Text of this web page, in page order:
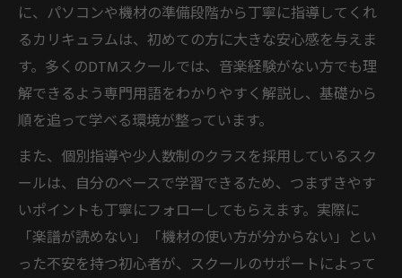
に、パソコンや機材の準備段階から丁寧に指導してくれ
るカリキュラムは、初めての方に大きな安心感を与えま
す。多くのDTMスクールでは、音楽経験がない方でも理
解できるよう専門用語をわかりやすく解説し、基礎から
順を追って学べる環境が整っています。
また、個別指導や少人数制のクラスを採用しているスク
ールは、自分のペースで学習できるため、つまずきやす
いポイントも丁寧にフォローしてもらえます。実際に
「楽譜が読めない」「機材の使い方が分からない」とい
った不安を持つ初心者が、スクールのサポートによって